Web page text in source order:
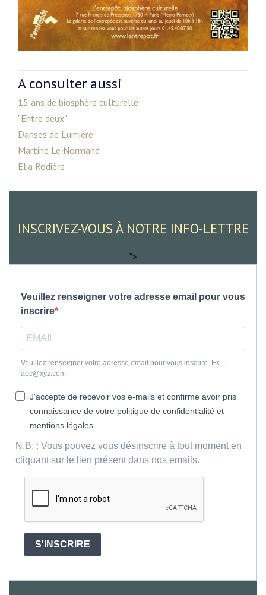
A consulter aussi
15 ans de biosphère culturelle
"Entre deux"
Danses de Lumière
Martine Le Normand
Elia Rodière
INSCRIVEZ-VOUS À NOTRE INFO-LETTRE
">
Veuillez renseigner votre adresse email pour vous
inscrire
Veuillez renseigner votre adresse email pour vous inscrire. Ex. :
abc@xyz.com
J'accepte de recevoir vos e-mails et confirme avoir pris
connaissance de votre politique de confidentialité et
mentions légales.
N.B. : Vous pouvez vous désinscrire à tout moment en
cliquant sur le lien présent dans nos emails.
S'INSCRIRE